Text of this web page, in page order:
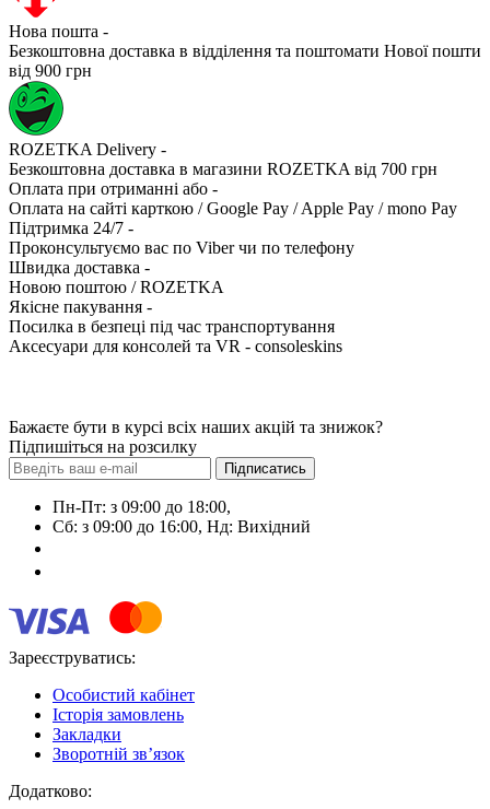
Нова пошта -
Безкоштовна доставка в відділення та поштомати Нової пошти
від 900 грн
ROZETKA Delivery -
Безкоштовна доставка в магазини ROZETKA від 700 грн
Оплата при отриманні або -
Оплата на сайті карткою / Google Pay / Apple Pay / mono Pay
Підтримка 24/7 -
Проконсультуємо вас по Viber чи по телефону
Швидка доставка -
Новою поштою / ROZETKA
Якісне пакування -
Посилка в безпеці під час транспортування
Аксесуари для консолей та VR - consoleskins
Бажаєте бути в курсі всіх наших акцій та знижок?
Підпишіться на розсилку
Підписатись
Пн-Пт: з 09:00 до 18:00,
Сб: з 09:00 до 16:00, Нд: Виxідний
Зареєструватись:
Особистий кабінет
Історія замовлень
Закладки
Зворотній зв’язок
Додатково: